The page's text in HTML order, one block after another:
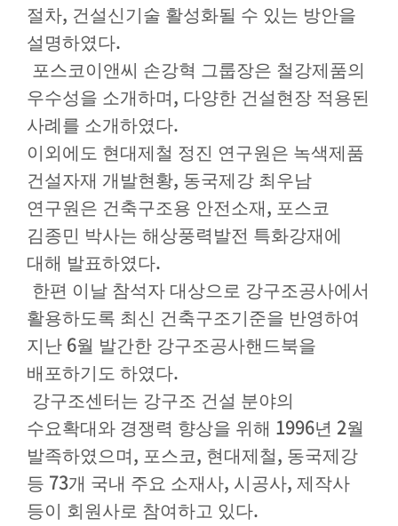
절차, 건설신기술 활성화될 수 있는 방안을
설명하였다.
포스코이앤씨 손강혁 그룹장은 철강제품의
우수성을 소개하며 , 다양한 건설현장 적용된
사례를 소개하였다.
이외에도 현대제철 정진 연구원은 녹색제품
건설자재 개발현황, 동국제강 최우남
연구원은 건축구조용 안전소재 , 포스코
김종민 박사는 해상풍력발전 특화강재에
대해 발표하였다.
한편 이날 참석자 대상으로 강구조공사에서
활용하도록 최신 건축구조기준을 반영하여
지난 6월 발간한 강구조공사핸드북을
배포하기도 하였다.
강구조센터는 강구조 건설 분야의
수요확대와 경쟁력 향상을 위해 1996년 2월
발족하였으며 , 포스코, 현대제철, 동국제강
등 73개 국내 주요 소재사, 시공사, 제작사
등이 회원사로 참여하고 있다.